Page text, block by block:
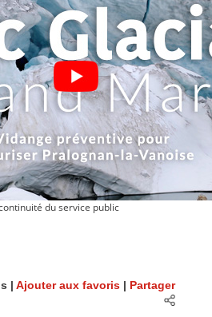
du service public
| Ajouter aux favoris Partager